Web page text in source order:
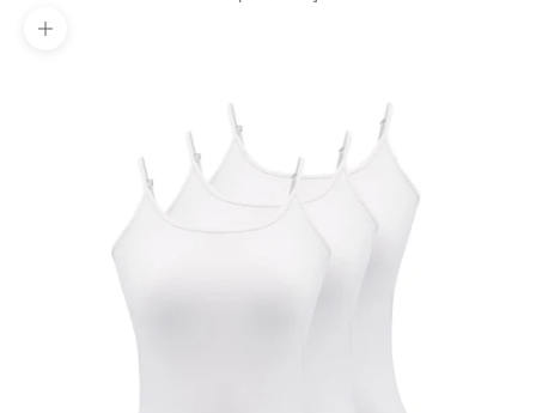
Yakınlaştır